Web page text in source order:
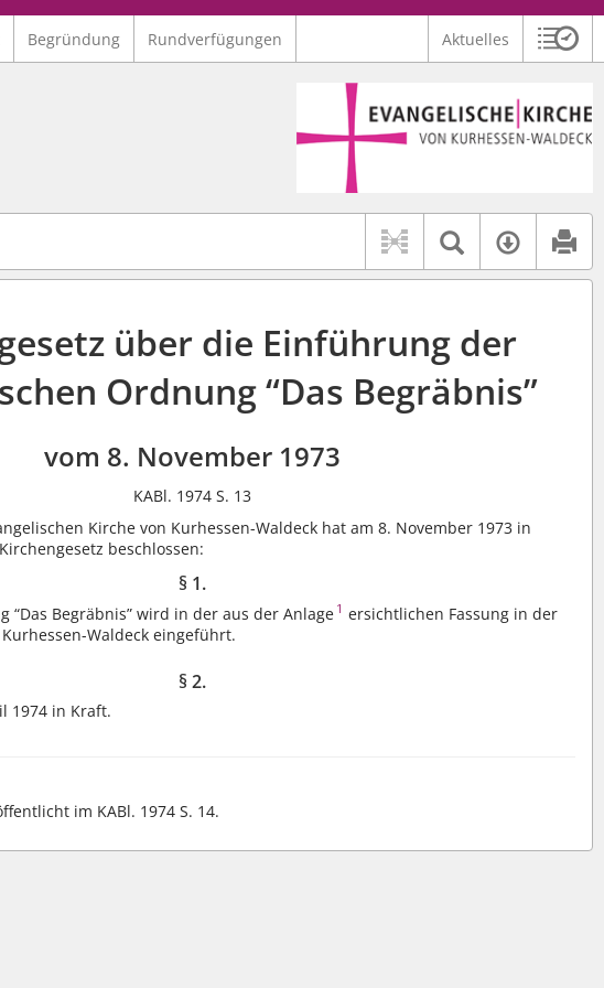
Begründung Rundverfügungen Aktuelles
Bsp. Pfarrer*, findet auch: "Pfarrerinitiative" oder "Pfarrerausschuss".
Logo Ev. Kirche von Kurhessen-Waldeck
Textsuche
über die Einführung der
Ordnung “Das Begräbnis”
vom 8. November 1973
KABl. 1974 S. 13
Kirche von Kurhessen-Waldeck hat am 8. November 1973 in
beschlossen:
§ 1.
“Das Begräbnis” wird in der aus der Anlage 1 ersichtlichen Fassung in der
Waldeck eingeführt.
§ 2.
1974 in Kraft.
im KABl. 1974 S. 14.